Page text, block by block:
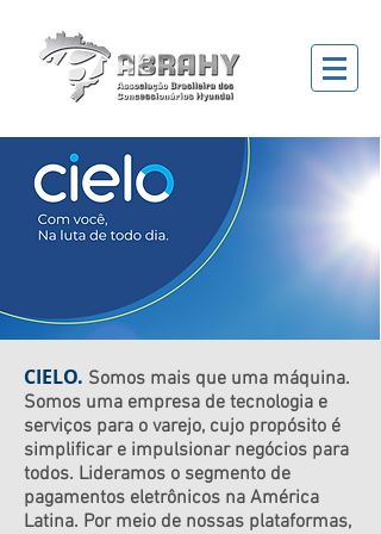
CIELO. Somos mais que uma máquina.
Somos uma empresa de tecnologia e
serviços para o varejo, cujo propósito é
simplificar e impulsionar negócios para
todos. Lideramos o segmento de
pagamentos eletrônicos na América
Latina. Por meio de nossas plataformas,